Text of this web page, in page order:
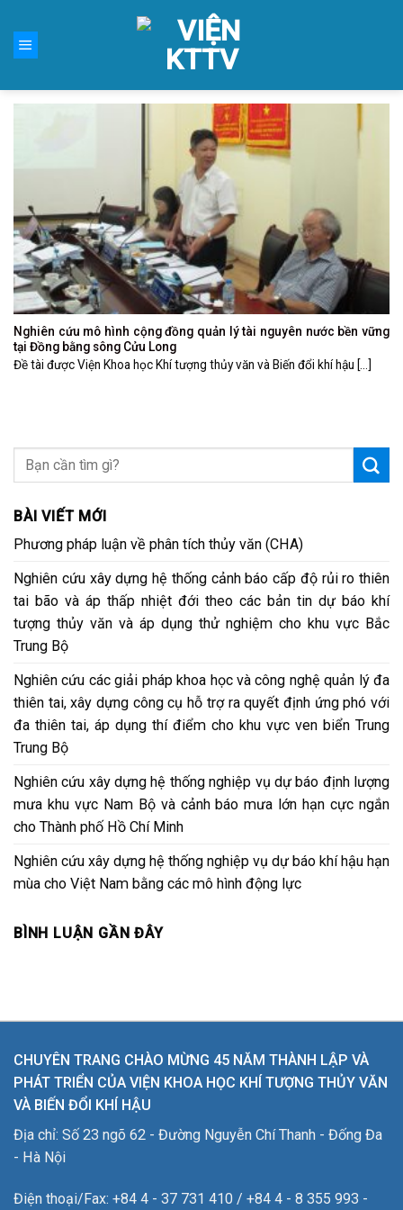
content
Nghiên cứu mô hình cộng đồng quản lý tài nguyên nước bền vững
tại Đồng bằng sông Cửu Long
Đề tài được Viện Khoa học Khí tượng thủy văn và Biến đổi khí hậu [...]
BÀI VIẾT MỚI
Phương pháp luận về phân tích thủy văn (CHA)
Nghiên cứu xây dựng hệ thống cảnh báo cấp độ rủi ro thiên
tai bão và áp thấp nhiệt đới theo các bản tin dự báo khí
tượng thủy văn và áp dụng thử nghiệm cho khu vực Bắc
Trung Bộ
Nghiên cứu các giải pháp khoa học và công nghệ quản lý đa
thiên tai, xây dựng công cụ hỗ trợ ra quyết định ứng phó với
đa thiên tai, áp dụng thí điểm cho khu vực ven biển Trung
Trung Bộ
Nghiên cứu xây dựng hệ thống nghiệp vụ dự báo định lượng
mưa khu vực Nam Bộ và cảnh báo mưa lớn hạn cực ngắn
cho Thành phố Hồ Chí Minh
Nghiên cứu xây dựng hệ thống nghiệp vụ dự báo khí hậu hạn
mùa cho Việt Nam bằng các mô hình động lực
BÌNH LUẬN GẦN ĐÂY
CHUYÊN TRANG CHÀO MỪNG 45 NĂM THÀNH LẬP VÀ
PHÁT TRIỂN CỦA VIỆN KHOA HỌC KHÍ TƯỢNG THỦY VĂN
VÀ BIẾN ĐỔI KHÍ HẬU
Địa chỉ: Số 23 ngõ 62 - Đường Nguyễn Chí Thanh - Đống Đa
- Hà Nội
Điện thoại/Fax: +84 4 - 37 731 410 / +84 4 - 8 355 993 -